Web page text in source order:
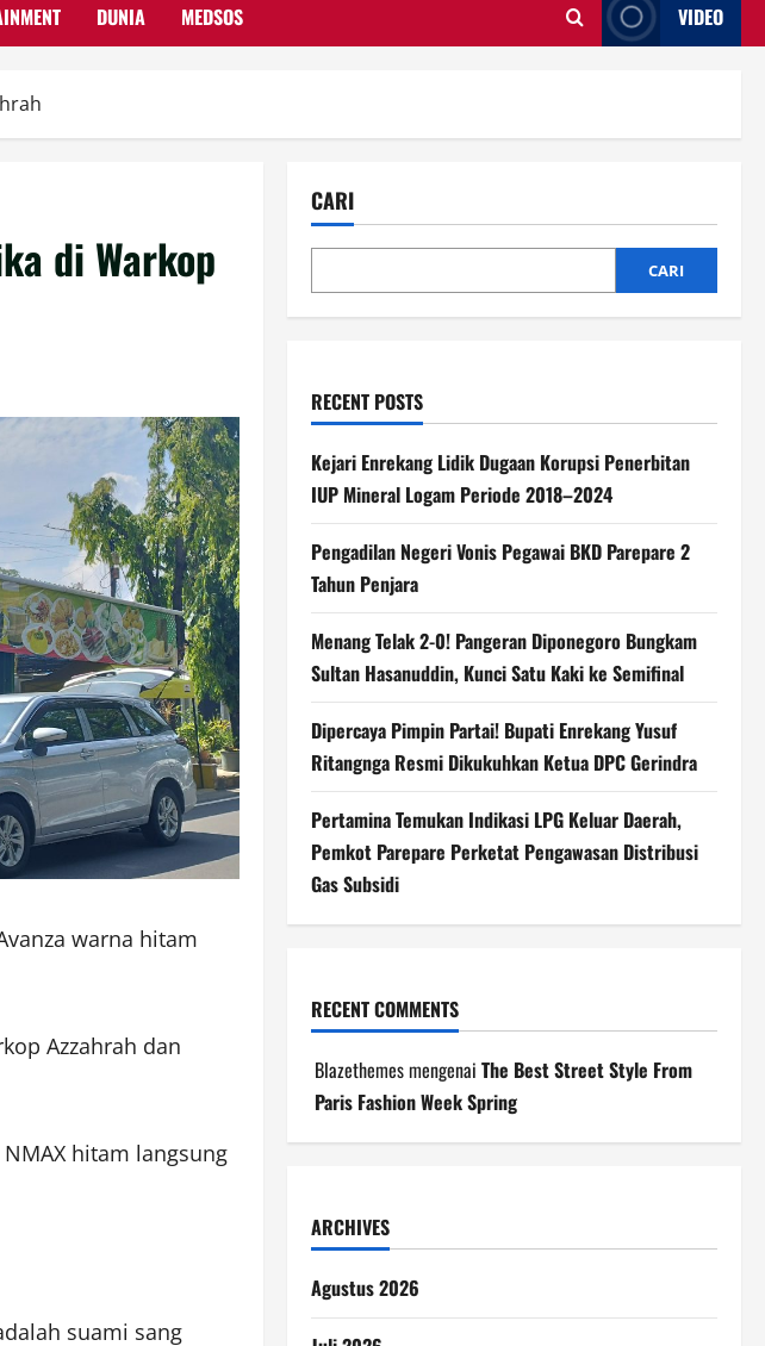
DUNIA MEDSOS VIDEO
di Warkop
warna hitam
Azzahrah dan
hitam langsung
suami sang
CARI
CARI
RECENT POSTS
Kejari Enrekang Lidik Dugaan Korupsi Penerbitan
IUP Mineral Logam Periode 2018–2024
Pengadilan Negeri Vonis Pegawai BKD Parepare 2
Tahun Penjara
Menang Telak 2-0! Pangeran Diponegoro Bungkam
Sultan Hasanuddin, Kunci Satu Kaki ke Semifinal
Dipercaya Pimpin Partai! Bupati Enrekang Yusuf
Ritangnga Resmi Dikukuhkan Ketua DPC Gerindra
Pertamina Temukan Indikasi LPG Keluar Daerah,
Pemkot Parepare Perketat Pengawasan Distribusi
Gas Subsidi
RECENT COMMENTS
Blazethemesmengenai The Best Street Style From
Paris Fashion Week Spring
ARCHIVES
Agustus 2026